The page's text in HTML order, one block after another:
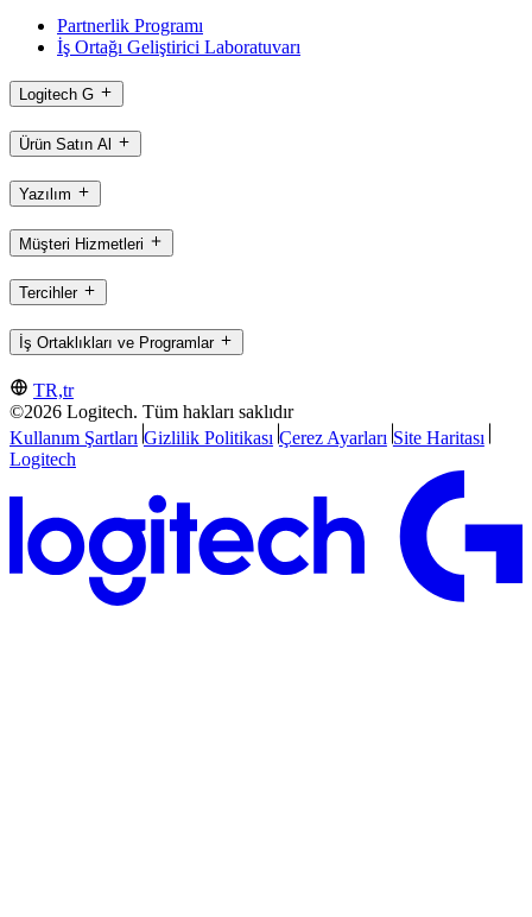
Partnerlik Programı
İş Ortağı Geliştirici Laboratuvarı
Logitech G
Ürün Satın Al
Yazılım
Müşteri Hizmetleri
Tercihler
İş Ortaklıkları ve Programlar
TR,tr
©2026 Logitech. Tüm hakları saklıdır
Kullanım Şartları Gizlilik Politikası Çerez Ayarları Site Haritası
Logitech